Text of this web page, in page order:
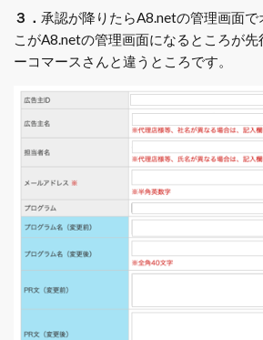
３． 承認が降りたらA8.netの管理画面で
こがA8.netの管理画面になるところが先
ーコマースさんと違うところです。